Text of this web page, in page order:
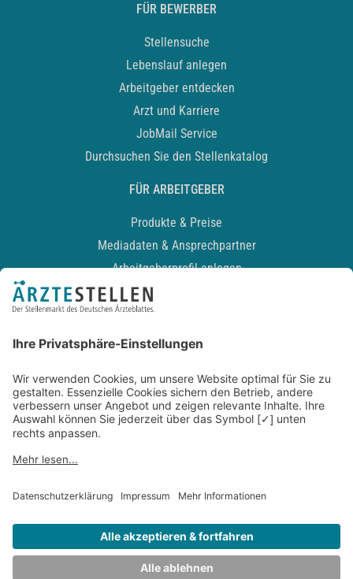
FÜR BEWERBER
Stellensuche
Lebenslauf anlegen
Arbeitgeber entdecken
Arzt und Karriere
JobMail Service
Durchsuchen Sie den Stellenkatalog
FÜR ARBEITGEBER
Produkte & Preise
Mediadaten & Ansprechpartner
Arbeitgeberprofil anlegen
Recruiting-Podcast
Kontakt
Datenschutz
Newsletter